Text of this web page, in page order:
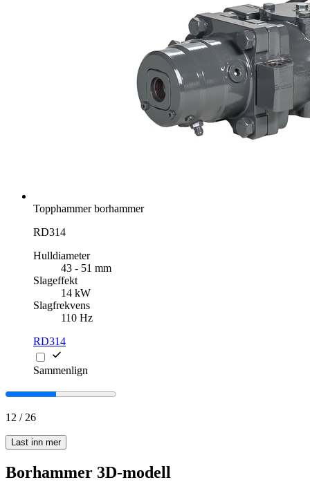
Topphammer borhammer
RD314
Hulldiameter
43 - 51 mm
Slageffekt
14 kW
Slagfrekvens
110 Hz
RD314
Sammenlign
12 / 26
Last inn mer
Borhammer 3D-modell